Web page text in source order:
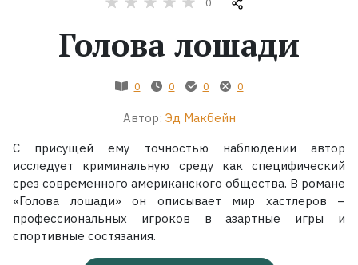
Серии
Коллекции
Голова лошади
0 0 0 0
Автор: Эд Макбейн
С присущей ему точностью наблюдении автор
исследует криминальную среду как специфический
срез современного американского общества. В романе
«Голова лошади» он описывает мир хастлеров –
профессиональных игроков в азартные игры и
спортивные состязания.